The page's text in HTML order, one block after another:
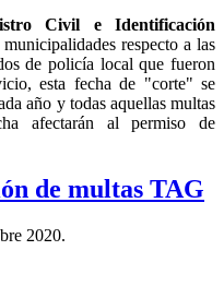
Civil e Identificación
respecto a las
de policía local que fueron
esta fecha de "corte" se
año y todas aquellas multas
afectarán al permiso de
de multas TAG
2020.